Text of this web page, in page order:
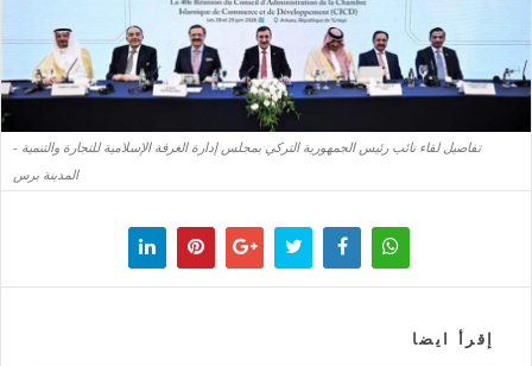
تفاصيل لقاء نائب رئيس الجمهورية التركي بمجلس إدارة الغرفة الإسلامية للتجارة والتنمية -
المدينة برس
إقرأ ايضا